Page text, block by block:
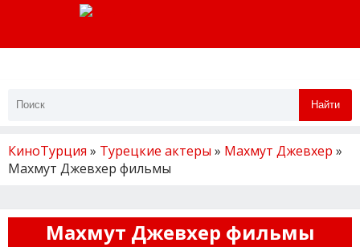
Найти
КиноТурция » Турецкие актеры » Махмут Джевхер »
Махмут Джевхер фильмы
Махмут Джевхер фильмы